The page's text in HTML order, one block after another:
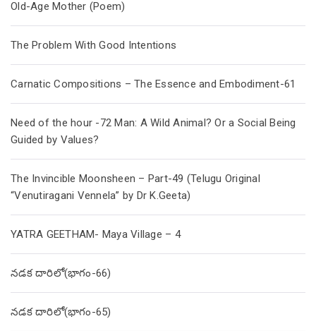
Old-Age Mother (Poem)
The Problem With Good Intentions
Carnatic Compositions – The Essence and Embodiment-61
Need of the hour -72 Man: A Wild Animal? Or a Social Being
Guided by Values?
The Invincible Moonsheen – Part-49 (Telugu Original
“Venutiragani Vennela” by Dr K.Geeta)
YATRA GEETHAM- Maya Village – 4
నడక దారిలో(భాగం-66)
నడక దారిలో(భాగం-65)